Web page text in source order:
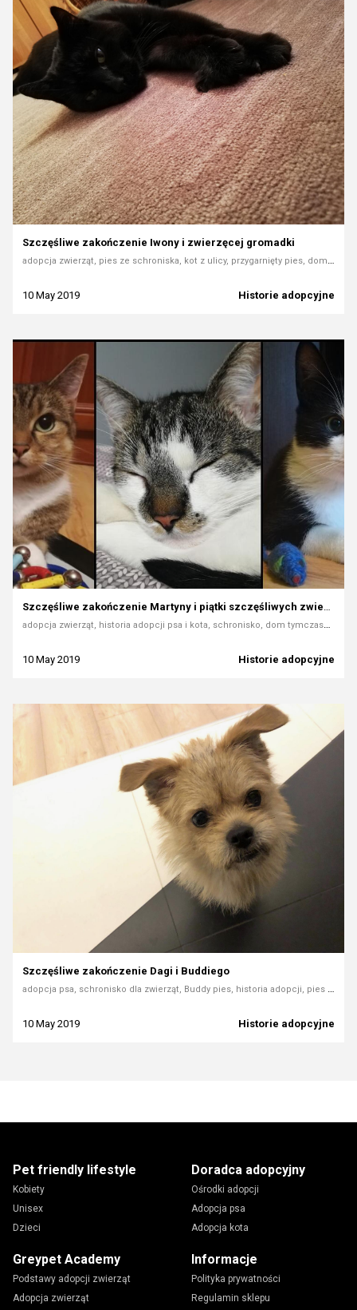
Szczęśliwe zakończenie Iwony i zwierzęcej gromadki
adopcja zwierząt, pies ze schroniska, kot z ulicy, przygarnięty pies, dom tymczasowy, pomoc zwierzętom, historia adopcji, Ruda, Pomponik, Psotka
10 May 2019 Historie adopcyjne
Szczęśliwe zakończenie Martyny i piątki szczęśliwych zwierzaków
adopcja zwierząt, historia adopcji psa i kota, schronisko, dom tymczasowy, wolontariat dla zwierząt, pomoc zwierzętom, Towarzystwo Opieki nad Zwierzętami, Daisy, Delta, Sonia, Sklejek, Mruczek
10 May 2019 Historie adopcyjne
Szczęśliwe zakończenie Dagi i Buddiego
adopcja psa, schronisko dla zwierząt, Buddy pies, historia adopcji, pies ze schroniska, adopcja psa z Reksio, kochający pies, jak adoptować psa
10 May 2019 Historie adopcyjne
Doradca adopcyjny
Ośrodki adopcji
Adopcja psa
Adopcja kota
Pet friendly lifestyle
Kobiety
Unisex
Dzieci
Greypet Academy
Podstawy adopcji zwierząt
Adopcja zwierząt
Informacje
Polityka prywatności
Regulamin sklepu